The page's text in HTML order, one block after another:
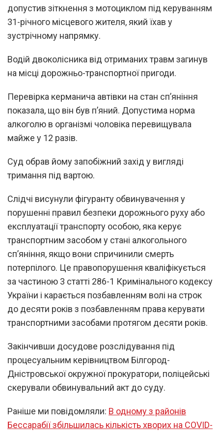
допустив зіткнення з мотоциклом під керуванням
31-річного місцевого жителя, який їхав у
зустрічному напрямку.
Водій двоколісника від отриманих травм загинув
на місці дорожньо-транспортної пригоди.
Перевірка керманича автівки на стан сп’яніння
показала, що він був п’яний. Допустима норма
алкоголю в організмі чоловіка перевищувала
майже у 12 разів.
Суд обрав йому запобіжний захід у вигляді
тримання під вартою.
Слідчі висунули фігуранту обвинувачення у
порушенні правил безпеки дорожнього руху або
експлуатації транспорту особою, яка керує
транспортним засобом у стані алкогольного
сп’яніння, якщо вони спричинили смерть
потерпілого. Це правопорушення кваліфікується
за частиною 3 статті 286-1 Кримінального кодексу
України і карається позбавленням волі на строк
до десяти років з позбавленням права керувати
транспортними засобами протягом десяти років.
Закінчивши досудове розслідування під
процесуальним керівництвом Білгород-
Дністровської окружної прокуратори, поліцейські
скерували обвинувальний акт до суду.
Раніше ми повідомляли: В одному з районів
Бессарабії збільшилась кількість хворих на COVID-